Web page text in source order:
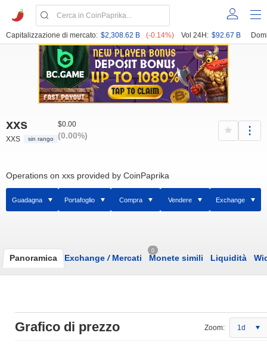
Capitalizzazione di mercato: $2,308.62 B (-0.14%) Vol 24H: $92.67 B
xxs
XXS sin rango
$0.00
(0.00%)
Operations on xxs provided by CoinPaprika
Guadagna Portafoglio Compra Vendere Exchange
Panoramica Exchange /Mercati
0
Monete simili Liquidità
Grafico di prezzo Zoom: 1d